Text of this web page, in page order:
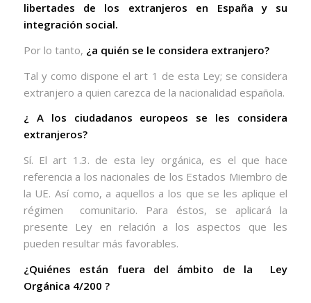
libertades de los extranjeros en España y su
integración social.
Por lo tanto, ¿a quién se le considera extranjero?
Tal y como dispone el art 1 de esta Ley; se considera
extranjero a quien carezca de la nacionalidad española.
¿ A los ciudadanos europeos se les considera
extranjeros?
Sí. El art 1.3. de esta ley orgánica, es el que hace
referencia a los nacionales de los Estados Miembro de
la UE. Así como, a aquellos a los que se les aplique el
régimen
comunitario. Para éstos, se aplicará la
presente Ley en relación a los aspectos que les
pueden resultar más favorables.
¿Quiénes están fuera del ámbito de la
Ley
Orgánica 4/200 ?